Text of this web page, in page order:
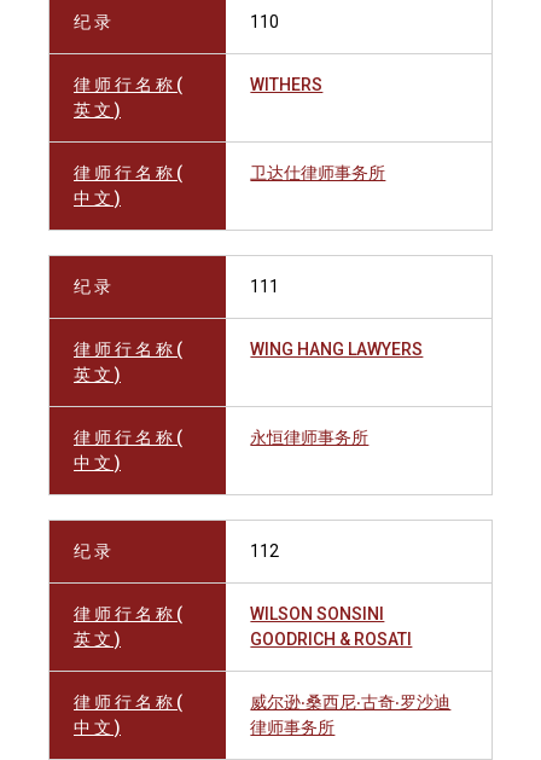
纪 录 110
律 师 行 名 称 (
英 文 )
WITHERS
律 师 行 名 称 (
中 文 )
卫达仕律师事务所
纪 录 111
律 师 行 名 称 (
英 文 )
WING HANG LAWYERS
律 师 行 名 称 (
中 文 )
永恒律师事务所
纪 录 112
律 师 行 名 称 (
英 文 )
WILSON SONSINI
GOODRICH & ROSATI
律 师 行 名 称 (
中 文 )
威尔逊‧桑西尼‧古奇‧罗沙迪
律师事务所